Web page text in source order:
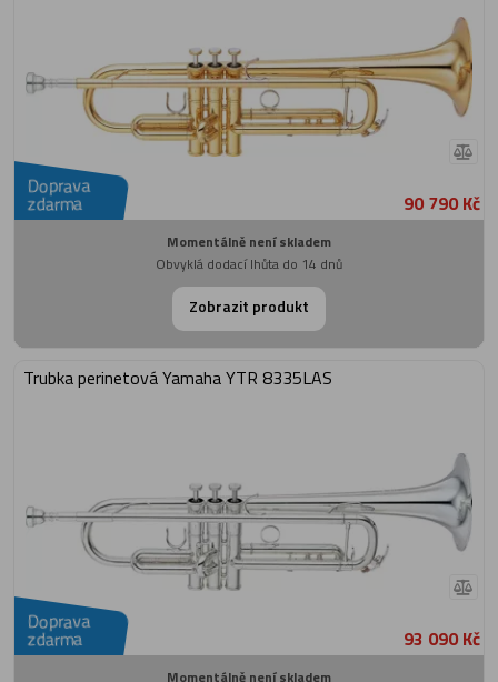
Doprava
zdarma 90 790 Kč
Momentálně není skladem
Obvyklá dodací lhůta do 14 dnů
Zobrazit produkt
Trubka perinetová Yamaha YTR 8335LAS
Doprava
zdarma 93 090 Kč
Momentálně není skladem